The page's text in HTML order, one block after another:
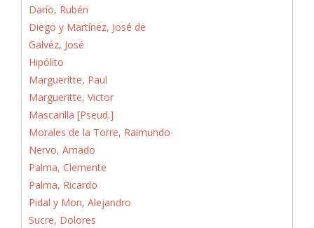
Darío, Rubén
Diego y Martínez, José de
Galvéz, José
Hipólito
Margueritte, Paul
Margueritte, Victor
Mascarilla [Pseud.]
Morales de la Torre, Raimundo
Nervo, Amado
Palma, Clemente
Palma, Ricardo
Pidal y Mon, Alejandro
Sucre, Dolores